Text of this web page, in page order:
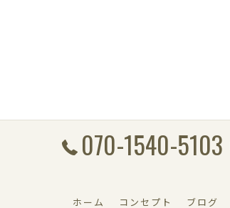
070-1540-5103
ホーム コンセプト ブログ